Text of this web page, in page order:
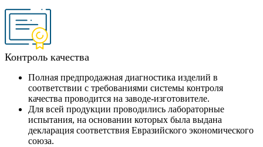
Контроль качества
Полная предпродажная диагностика изделий в
соответствии с требованиями системы контроля
качества проводится на заводе-изготовителе.
Для всей продукции проводились лабораторные
испытания, на основании которых была выдана
декларация соответствия Евразийского экономического
союза.